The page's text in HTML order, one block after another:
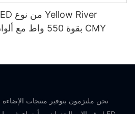
Lighting YR-660B بقوة 550 واط مع ألوان CMY
نحن ملتزمون بتوفير منتجات